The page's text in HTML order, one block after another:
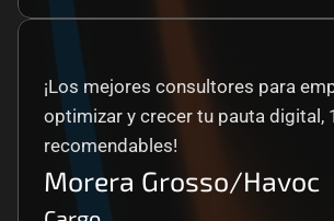
¡Los mejores consultores para
optimizar y crecer tu pauta digital,
recomendables!
Morera Grosso/Havoc